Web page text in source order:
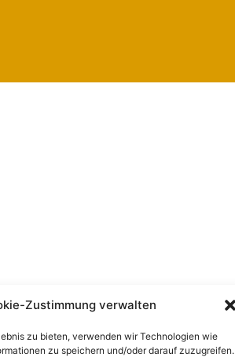
Zustimmung verwalten
zu bieten, verwenden wir Technologien wie
zu speichern und/oder darauf zuzugreifen.